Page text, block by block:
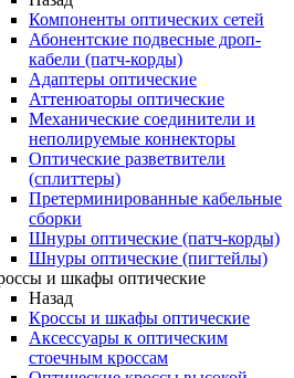
Компоненты оптических сетей
Абонентские подвесные дроп-
кабели (патч-корды)
Адаптеры оптические
Аттенюаторы оптические
Механические соединители и
неполируемые коннекторы
Оптические разветвители
(сплиттеры)
Претерминированные кабельные
сборки
Шнуры оптические (патч-корды)
Шнуры оптические (пигтейлы)
и шкафы оптические
Назад
Кроссы и шкафы оптические
Аксессуары к оптическим
стоечным кроссам